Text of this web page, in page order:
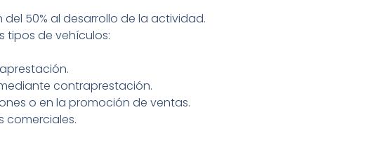
del 50% al desarrollo de la actividad.
tipos de vehículos:
contraprestación.
o en la promoción de ventas.
comerciales.